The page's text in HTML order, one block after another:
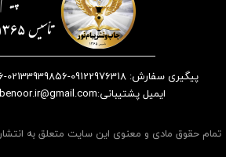
پیگیری سفارش: 09122976318-02133939856-02133966316
​​​​​​​​​​​​​​ایمیل پشتیبانی:ketabenoor.ir@gmail.com
تمام حقوق مادی و معنوی این سایت متعلق به